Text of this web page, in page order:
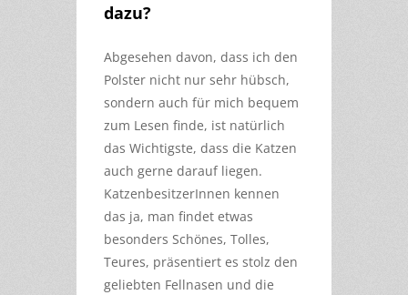
dazu?
Abgesehen davon, dass ich den
Polster nicht nur sehr hübsch,
sondern auch für mich bequem
zum Lesen finde, ist natürlich
das Wichtigste, dass die Katzen
auch gerne darauf liegen.
KatzenbesitzerInnen kennen
das ja, man findet etwas
besonders Schönes, Tolles,
Teures, präsentiert es stolz den
geliebten Fellnasen und die